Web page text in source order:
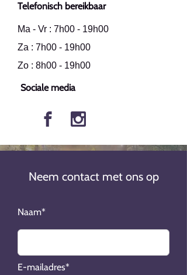
Telefonisch bereikbaar
Ma - Vr : 7h00 - 19h00
Za : 7h00 - 19h00
Zo : 8h00 - 19h00
Sociale media
Neem contact met ons op
Naam*
E-mailadres*